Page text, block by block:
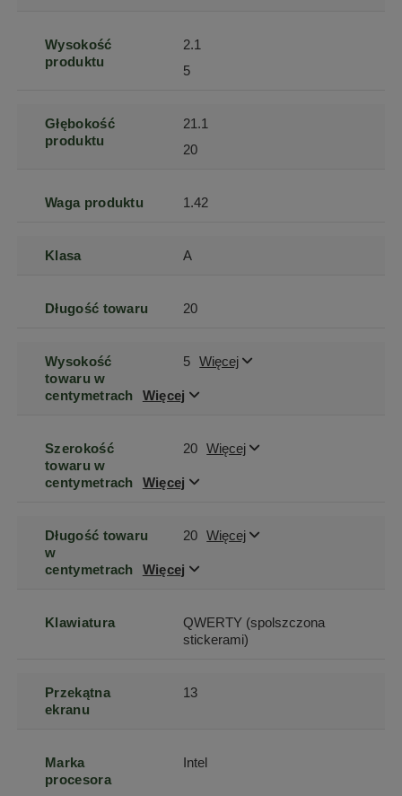
Wysokość
produktu
2.1
5
Głębokość
produktu
21.1
20
Waga produktu 1.42
Klasa A
Długość towaru 20
Wysokość
towaru w
centymetrach
Więcej
5 Więcej
Szerokość
towaru w
centymetrach
Więcej
20 Więcej
Długość towaru
w
centymetrach
Więcej
20 Więcej
Klawiatura
QWERTY (spolszczona
stickerami)
Przekątna
ekranu
13
Marka
procesora
Intel